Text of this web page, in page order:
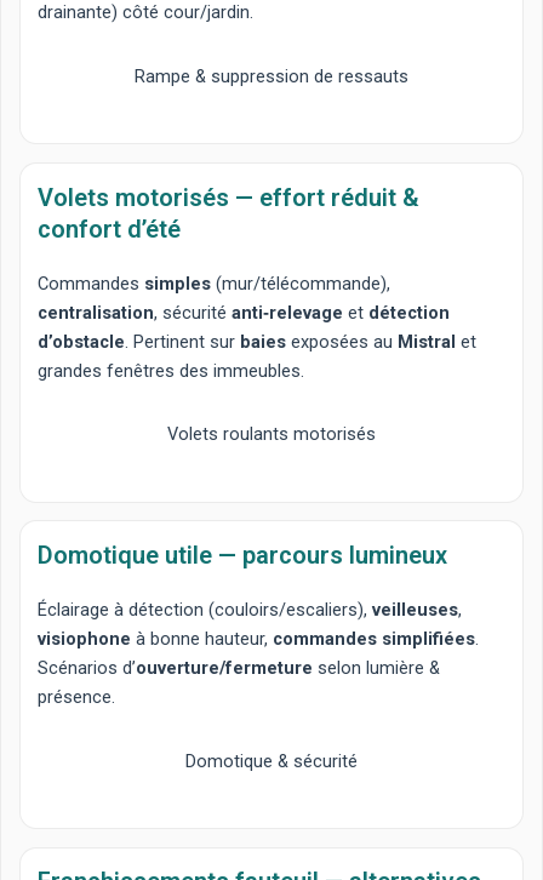
drainante) côté cour/jardin.
Rampe & suppression de ressauts
Volets motorisés — effort réduit &
confort d’été
Commandes simples (mur/télécommande),
centralisation, sécuritéanti‑relevage et détection
d’obstacle . Pertinent sur baies exposées au Mistral et
grandes fenêtres des immeubles.
Volets roulants motorisés
Domotique utile — parcours lumineux
Éclairage à détection (couloirs/escaliers),veilleuses,
visiophone à bonne hauteur, commandes simplifiées.
Scénarios d’ouverture/fermeture selon lumière &
présence.
Domotique & sécurité